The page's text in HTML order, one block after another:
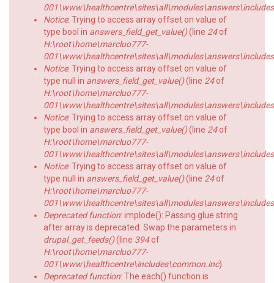
Notice: Trying to access array offset on value of
type bool in answers_field_get_value()(line 24of
H:\root\home\marcluo777-
Notice: Trying to access array offset on value of
type null in answers_field_get_value()(line 24of
H:\root\home\marcluo777-
Notice: Trying to access array offset on value of
type bool in answers_field_get_value()(line 24of
H:\root\home\marcluo777-
Notice: Trying to access array offset on value of
type null in answers_field_get_value()(line 24of
H:\root\home\marcluo777-
Deprecated function: implode(): Passing glue string
after array is deprecated. Swap the parameters in
drupal_get_feeds()(line 394of
H:\root\home\marcluo777-
001\www\healthcentre\includes\common.inc).
Deprecated function: The each() function is